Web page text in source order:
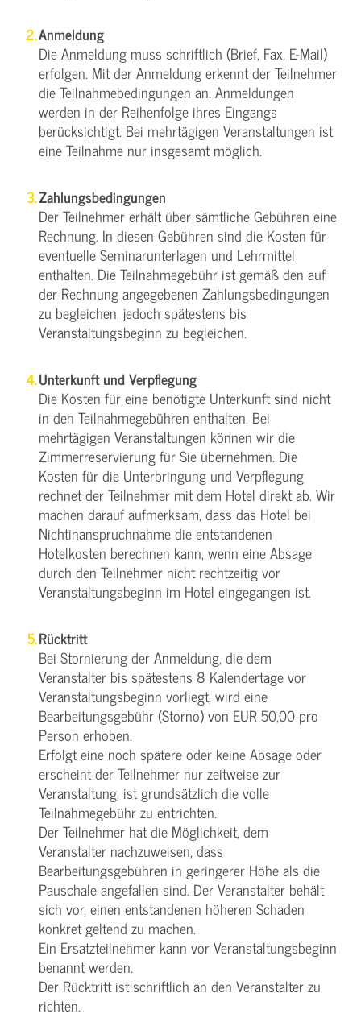
Anmeldung
Die Anmeldung muss schriftlich (Brief, Fax, E-Mail)
erfolgen. Mit der Anmeldung erkennt der Teilnehmer
die Teilnahmebedingungen an. Anmeldungen
werden in der Reihenfolge ihres Eingangs
berücksichtigt. Bei mehrtägigen Veranstaltungen ist
eine Teilnahme nur insgesamt möglich.
Zahlungsbedingungen
Der Teilnehmer erhält über sämtliche Gebühren eine
Rechnung. In diesen Gebühren sind die Kosten für
eventuelle Seminarunterlagen und Lehrmittel
enthalten. Die Teilnahmegebühr ist gemäß den auf
der Rechnung angegebenen Zahlungsbedingungen
zu begleichen, jedoch spätestens bis
Veranstaltungsbeginn zu begleichen.
Unterkunft und Verpflegung
Die Kosten für eine benötigte Unterkunft sind nicht
in den Teilnahmegebühren enthalten. Bei
mehrtägigen Veranstaltungen können wir die
Zimmerreservierung für Sie übernehmen. Die
Kosten für die Unterbringung und Verpflegung
rechnet der Teilnehmer mit dem Hotel direkt ab. Wir
machen darauf aufmerksam, dass das Hotel bei
Nichtinanspruchnahme die entstandenen
Hotelkosten berechnen kann, wenn eine Absage
durch den Teilnehmer nicht rechtzeitig vor
Veranstaltungsbeginn im Hotel eingegangen ist.
Rücktritt
Bei Stornierung der Anmeldung, die dem
Veranstalter bis spätestens 8 Kalendertage vor
Veranstaltungsbeginn vorliegt, wird eine
Bearbeitungsgebühr (Storno) von EUR 50,00 pro
Person erhoben.
Erfolgt eine noch spätere oder keine Absage oder
erscheint der Teilnehmer nur zeitweise zur
Veranstaltung, ist grundsätzlich die volle
Teilnahmegebühr zu entrichten.
Der Teilnehmer hat die Möglichkeit, dem
Veranstalter nachzuweisen, dass
Bearbeitungsgebühren in geringerer Höhe als die
Pauschale angefallen sind. Der Veranstalter behält
sich vor, einen entstandenen höheren Schaden
konkret geltend zu machen.
Ein Ersatzteilnehmer kann vor Veranstaltungsbeginn
benannt werden.
Der Rücktritt ist schriftlich an den Veranstalter zu
richten.